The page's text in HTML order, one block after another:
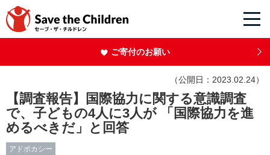
ご寄付のお願い
（公開日：2023.02.24）
【調査報告】国際協力に関する意識調査
で、子どもの4人に3人が 「国際協力を進
めるべきだ」と回答
アドボカシー